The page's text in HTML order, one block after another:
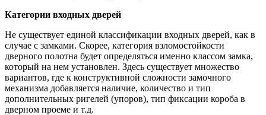
Категории входных дверей
Не существует единой классификации входных дверей, как в
случае с замками. Скорее, категория взломостойкости
дверного полотна будет определяться именно классом замка,
который на нем установлен. Здесь существует множество
вариантов, где к конструктивной сложности замочного
механизма добавляется наличие, количество и тип
дополнительных ригелей (упоров), тип фиксации короба в
дверном проеме и т.д.